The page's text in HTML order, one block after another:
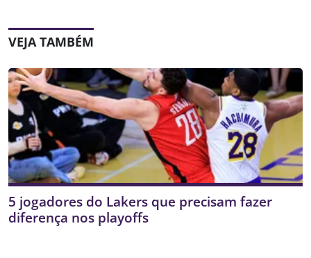
VEJA TAMBÉM
5 jogadores do Lakers que precisam fazer
diferença nos playoffs